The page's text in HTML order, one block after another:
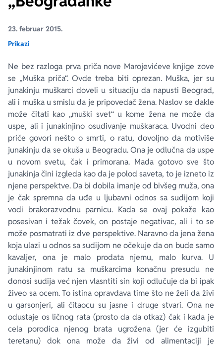
23. februar 2015.
Prikazi
Ne bez razloga prva priča nove Marojevićeve knjige zove
se „Muška priča“. Ovde treba biti oprezan. Muška, jer su
junakinju muškarci doveli u situaciju da napusti Beograd,
ali i muška u smislu da je pripovedač žena. Naslov se dakle
može čitati kao „muški svet“ u kome žena ne može da
uspe, ali i junakinjino osuđivanje muškaraca. Uvodni deo
priče govori nešto o smrti, o ratu, dovoljno da motiviše
junakinju da se okuša u Beogradu. Ona je odlučna da uspe
u novom svetu, čak i primorana. Mada gotovo sve što
junakinja čini izgleda kao da je polod saveta, to je izneto iz
njene perspektve. Da bi dobila imanje od bivšeg muža, ona
je čak spremna da uđe u ljubavni odnos sa sudijom koji
vodi brakorazvodnu parnicu. Kada se ovaj pokaže kao
posesivan i težak čovek, on postaje negativac, ali i to se
može posmatrati iz dve perspektive. Naravno da jena žena
koja ulazi u odnos sa sudijom ne očekuje da on bude samo
kavaljer, ona je malo prodata njemu, malo kurva. U
junakinjinom ratu sa muškarcima konačnu presudu ne
donosi sudija već njen vlasntiti sin koji odlučuje da bi ipak
živeo sa ocem. To istina opravdava time što ne želi da živi
u garsonjeri, ali čitaocu su jasne i druge stvari. Ona ne
odustaje os ličnog rata (prosto da da otkaz) čak i kada je
cela porodica njenog brata ugrožena (jer će izgubiti
teretanu) dok ona može da živi od alimentaciji je
Ekranizovane knjige
E-knjige
Autori
Poezija
Biografija
Bojan Ljubenović
Milica Jakovljević Mir-Jam
Peter Handke
Elif Šafak